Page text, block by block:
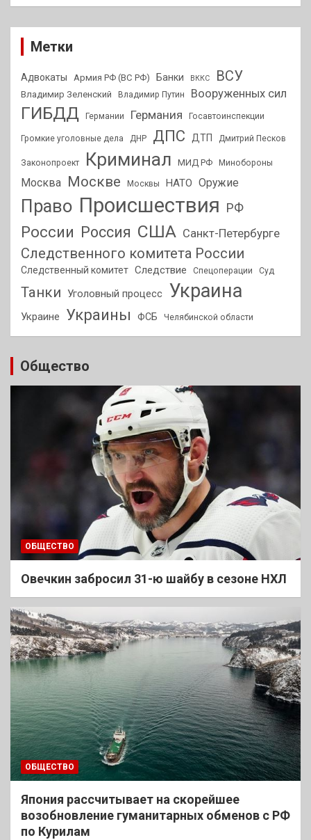
Метки
Адвокаты Армия РФ (ВС РФ) Банки ВККС ВСУ
Владимир Зеленский Владимир Путин Вооруженных сил
ГИБДД Германии Германия Госавтоинспекции
Громкие уголовные дела ДНР ДПС ДТП Дмитрий Песков
Законопроект Криминал МИД РФ Минобороны
Москва Москве Москвы НАТО Оружие
Право Происшествия РФ
России Россия США Санкт-Петербурге
Следственного комитета России
Следственный комитет Следствие Спецоперации Суд
Танки Уголовный процесс Украина
Украине Украины ФСБ Челябинской области
Общество
ОБЩЕСТВО
Овечкин забросил 31-ю шайбу в сезоне НХЛ
ОБЩЕСТВО
Япония рассчитывает на скорейшее
возобновление гуманитарных обменов с РФ
по Курилам